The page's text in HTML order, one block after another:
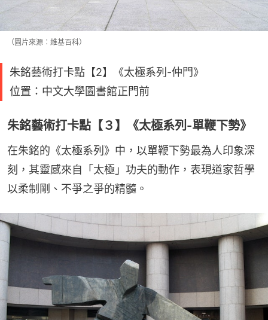
（圖片來源︰維基百科）
朱銘藝術打卡點【2】《太極系列-仲門》
位置：中文大學圖書館正門前
朱銘藝術打卡點【３】《太極系列-單鞭下勢》
在朱銘的《太極系列》中，以單鞭下勢最為人印象深
刻，其靈感來自「太極」功夫的動作，表現道家哲學
以柔制剛、不爭之爭的精髓。